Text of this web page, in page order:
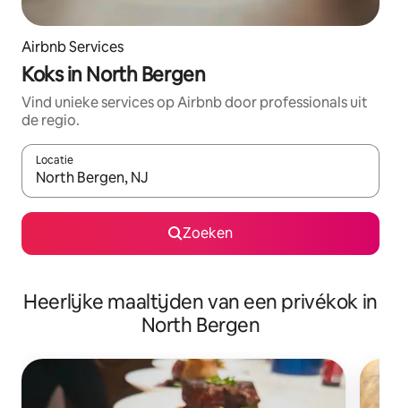
Airbnb Services
Koks in North Bergen
Vind unieke services op Airbnb door professionals uit
de regio.
Locatie
Wanneer er suggesties beschikbaar zijn, maak je een keuze
Zoeken
Heerlijke maaltijden van een privékok in
North Bergen